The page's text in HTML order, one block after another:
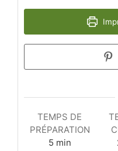
TEMPS DE
PRÉPARATION
5minutes
min